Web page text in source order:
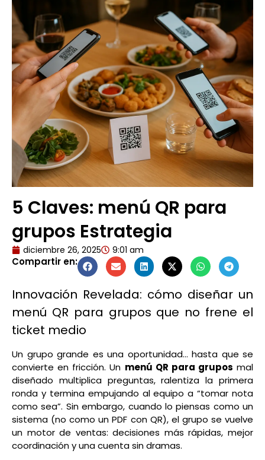
5 Claves: menú QR para
grupos Estrategia
diciembre 26, 2025 9:01 am
Compartir en:
Innovación Revelada: cómo diseñar un
menú QR para grupos que no frene el
ticket medio
Un grupo grande es una oportunidad… hasta que se
convierte en fricción. Un menú QR para grupos mal
diseñado multiplica preguntas, ralentiza la primera
ronda y termina empujando al equipo a “tomar nota
como sea”. Sin embargo, cuando lo piensas como un
sistema (no como un PDF con QR), el grupo se vuelve
un motor de ventas: decisiones más rápidas, mejor
coordinación y una cuenta sin dramas.